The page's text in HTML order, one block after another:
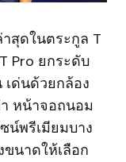
สุดในตระกูล T
Pro ยกระดับ
ด่นด้วยกล้อง
หน้าจอถนอม
น์พรีเมียมบาง
นาดให้เลือก